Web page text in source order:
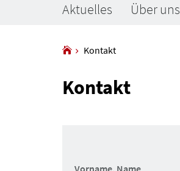
Aktuelles Über uns
Kontakt
Kontakt
Vorname, Name